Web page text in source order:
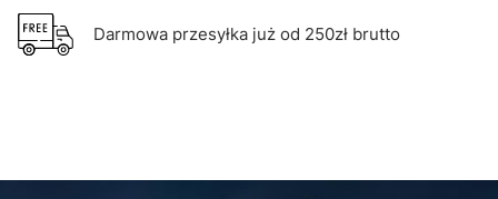
Darmowa przesyłka już od 250zł brutto